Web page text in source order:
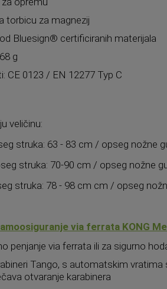
torbicu za magnezij
Bluesign® certificiranih materijala
g
CE 0123 / EN 12277 Typ C
veličinu:
struka: 63 - 83 cm / opseg nožne
struka: 70-90 cm / opseg nožne
struka: 78 - 98 cm cm / opseg
via ferrata KONG
penjanje via ferrata ili za sigurno
Tango, s automatskim
otvaranje karabinera